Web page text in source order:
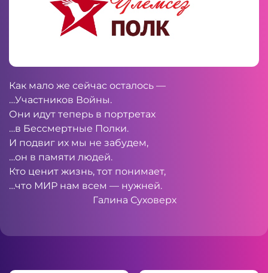
Как мало же сейчас осталось —
…Участников Войны.
Они идут теперь в портретах
…в Бессмертные Полки.
И подвиг их мы не забудем,
…он в памяти людей.
Кто ценит жизнь, тот понимает,
…что МИР нам всем — нужней.
Галина Суховерх